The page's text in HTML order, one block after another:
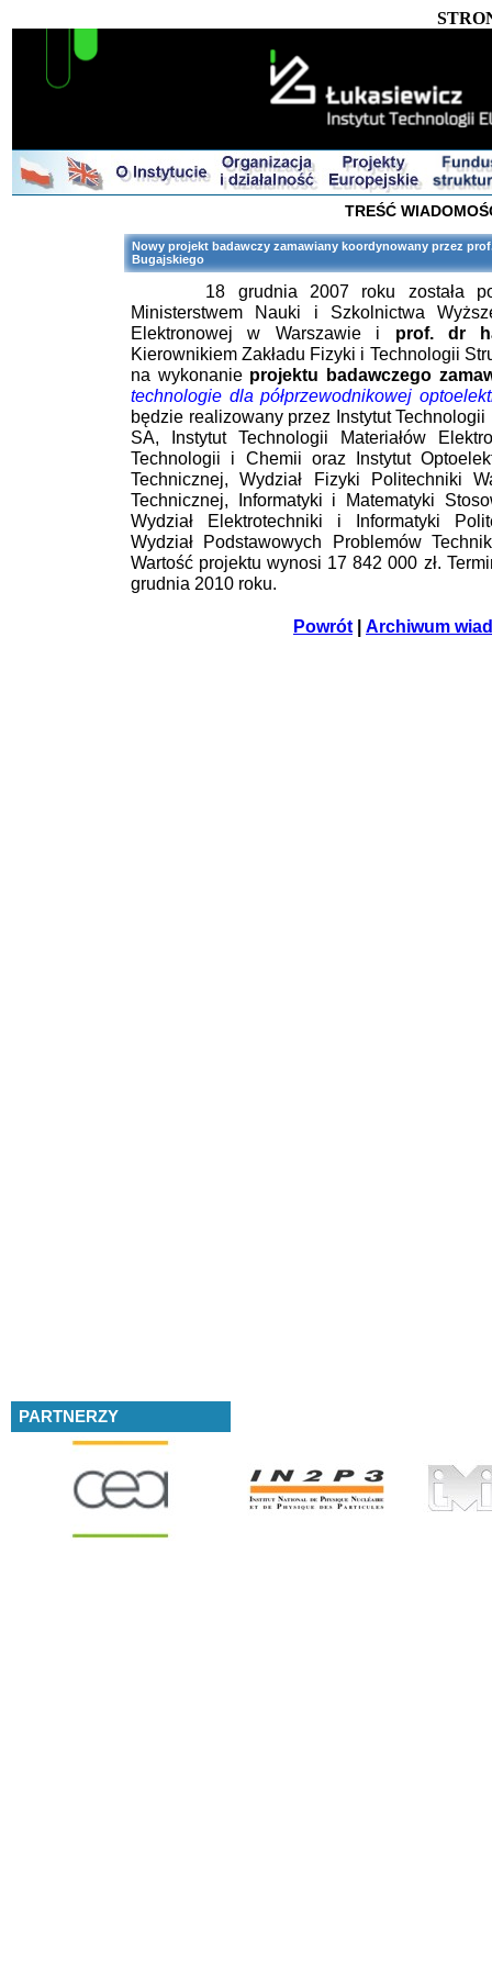
TREŚĆ
Nowy projekt badawczy zamawiany koordynowany przez
Bugajskiego
18 grudnia 2007 roku została
Ministerstwem Nauki i Szkolnictwa
Elektronowej w Warszawie i prof. dr
Kierownikiem Zakładu Fizyki i Technologii
na wykonanie projektu badawczego
technologie dla półprzewodnikowej
będzie realizowany przez Instytut
SA, Instytut Technologii Materiałów
Technologii i Chemii oraz Instytut
Technicznej, Wydział Fizyki Politechniki
Technicznej, Informatyki i Matematyki
Wydział Elektrotechniki i Informatyki
Wydział Podstawowych Problemów
Wartość projektu wynosi 17 842 000 zł.
grudnia 2010 roku.
Powrót | Archiwum
PARTNERZY